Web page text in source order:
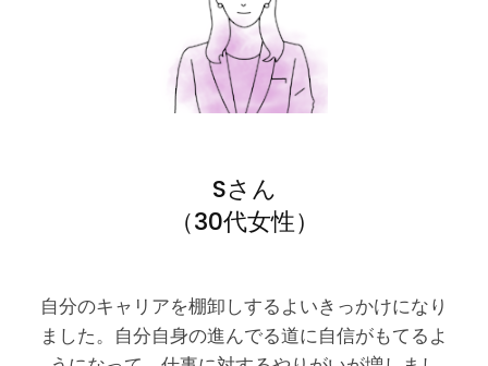
Sさん
（30代女性）
自分のキャリアを棚卸しするよいきっかけになり
ました。自分自身の進んでる道に自信がもてるよ